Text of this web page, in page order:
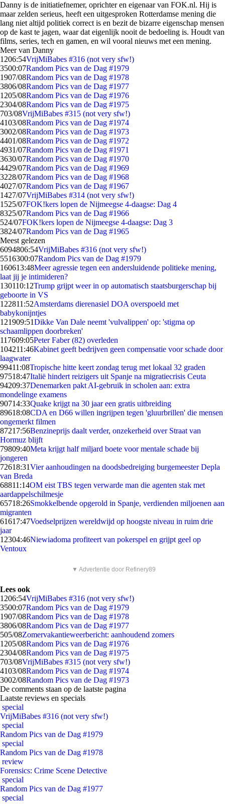
Danny is de initiatiefnemer, oprichter en eigenaar van FOK.nl. Hij is
maar zelden serieus, heeft een uitgesproken Rotterdamse mening die
lang niet altijd politiek correct is en bezit de bizarre eigenschap mensen
op de kast te jagen, waar dat eigenlijk nooit de bedoeling is. Houdt van
films, series, tech en gamen, en wil vooral nieuws met een mening.
Meer van Danny
1206:54VrijMiBabes #316 (not very sfw!)
3500:07Random Pics van de Dag #1979
1907/08Random Pics van de Dag #1978
3806/08Random Pics van de Dag #1977
1205/08Random Pics van de Dag #1976
2304/08Random Pics van de Dag #1975
703/08VrijMiBabes #315 (not very sfw!)
4103/08Random Pics van de Dag #1974
3002/08Random Pics van de Dag #1973
4401/08Random Pics van de Dag #1972
4931/07Random Pics van de Dag #1971
3630/07Random Pics van de Dag #1970
4429/07Random Pics van de Dag #1969
3228/07Random Pics van de Dag #1968
4027/07Random Pics van de Dag #1967
1427/07VrijMiBabes #314 (not very sfw!)
1525/07FOK!kers lopen de Nijmeegse 4-daagse: Dag 4
8325/07Random Pics van de Dag #1966
524/07FOK!kers lopen de Nijmeegse 4-daagse: Dag 3
3824/07Random Pics van de Dag #1965
Meest gelezen
6094806:54VrijMiBabes #316 (not very sfw!)
5516300:07Random Pics van de Dag #1979
160613:48Meer agressie tegen een andersluidende politieke mening,
laat jij je intimideren?
130110:12Trump grijpt weer in op automatisch staatsburgerschap bij
geboorte in VS
122811:52Amsterdams dierenasiel DOA overspoeld met
babykonijntjes
121909:51Dikke Van Dale neemt 'vulvalippen' op: 'stigma op
schaamlippen doorbreken'
117609:05Peter Faber (82) overleden
104211:46Kabinet geeft bedrijven geen compensatie voor schade door
laagwater
99411:08Tropische hitte keert zondag terug met lokaal 32 graden
97518:47Italië hindert reizigers uit Spanje na migratiecrisis Ceuta
94209:37Denemarken pakt AI-gebruik in scholen aan: extra
mondelinge examens
90714:33Quake krijgt na 30 jaar een gratis uitbreiding
89618:08CDA en D66 willen ingrijpen tegen 'gluurbrillen' die mensen
ongemerkt filmen
87217:56Benzineprijs daalt verder, onzekerheid over Straat van
Hormuz blijft
79809:40Meta krijgt half miljard boete voor mentale schade bij
jongeren
72618:31Vier aanhoudingen na doodsbedreiging burgemeester Depla
van Breda
68811:14OM eist TBS tegen verwarde man die agenten stak met
aardappelschilmesje
65718:26Smokkelbende opgerold in Spanje, verdienden miljoenen aan
migranten
61617:47Voedselprijzen wereldwijd op hoogste niveau in ruim drie
jaar
12304:46Niewiadoma profiteert van pokerspel en grijpt geel op
Ventoux
▼ Advertentie door Refinery89
Lees ook
1206:54VrijMiBabes #316 (not very sfw!)
3500:07Random Pics van de Dag #1979
1907/08Random Pics van de Dag #1978
3806/08Random Pics van de Dag #1977
505/08Zomervakantieweerbericht: aanhoudend zomers
1205/08Random Pics van de Dag #1976
2304/08Random Pics van de Dag #1975
703/08VrijMiBabes #315 (not very sfw!)
4103/08Random Pics van de Dag #1974
3002/08Random Pics van de Dag #1973
De comments staan op de laatste pagina
Laatste reviews en specials
special
VrijMiBabes #316 (not very sfw!)
special
Random Pics van de Dag #1979
special
Random Pics van de Dag #1978
review
Forensics: Crime Scene Detective
special
Random Pics van de Dag #1977
special